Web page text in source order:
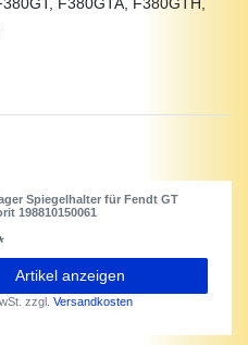
Spiegelhalter für Fendt GT
198810150061
Artikel anzeigen
zzgl.Versandkosten